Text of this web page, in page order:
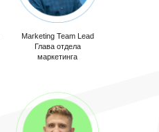
Marketing Team Lead
Глава отдела
маркетинга